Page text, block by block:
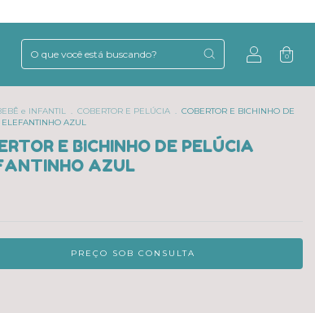
0
e INFANTIL . COBERTOR E PELÚCIA . COBERTOR E BICHINHO DE
ELEFANTINHO AZUL
E BICHINHO DE PELÚCIA
AZUL